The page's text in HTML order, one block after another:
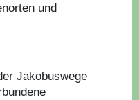
und
Jakobuswege